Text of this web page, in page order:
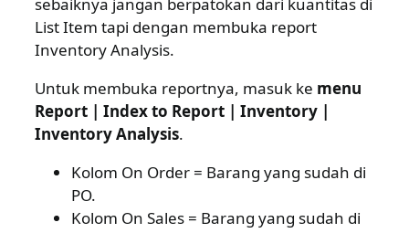
List Item tapi dengan membuka report
Inventory Analysis.
Untuk membuka reportnya, masuk ke menu
Report | Index to Report | Inventory |
Inventory Analysis.
Kolom On Order = Barang yang sudah di
PO.
Kolom On Sales = Barang yang sudah di